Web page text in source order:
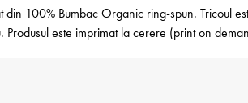
din 100% Bumbac Organic ring-spun. Tricoul
este imprimat la cerere (print on